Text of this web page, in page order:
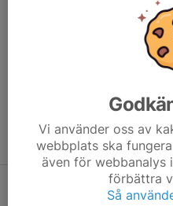
Tidigare nyheter
Ta med matchställ
17 feb, 14:10 0
Vi använder oss av
webbplats ska
även för webbanalys
förbättra
Så